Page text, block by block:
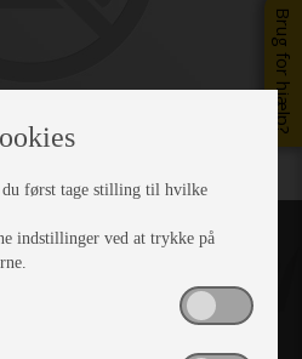
Brug for hjælp?
du først tage stilling til hvilke
indstillinger ved at trykke på